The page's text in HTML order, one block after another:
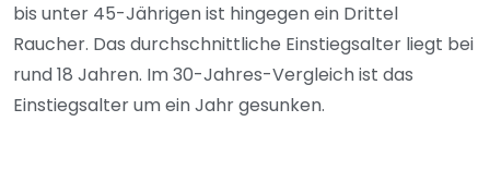
bis unter 45-Jährigen ist hingegen ein Drittel
Raucher. Das durchschnittliche Einstiegsalter liegt bei
rund 18 Jahren. Im 30-Jahres-Vergleich ist das
Einstiegsalter um ein Jahr gesunken.